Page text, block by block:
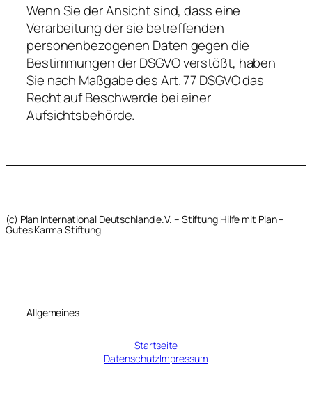
Wenn Sie der Ansicht sind, dass eine
Verarbeitung der sie betreffenden
personenbezogenen Daten gegen die
Bestimmungen der DSGVO verstößt, haben
Sie nach Maßgabe des Art. 77 DSGVO das
Recht auf Beschwerde bei einer
Aufsichtsbehörde.
(c) Plan International Deutschland e.V. – Stiftung Hilfe mit Plan –
Gutes Karma Stiftung
Allgemeines
Startseite
DatenschutzImpressum